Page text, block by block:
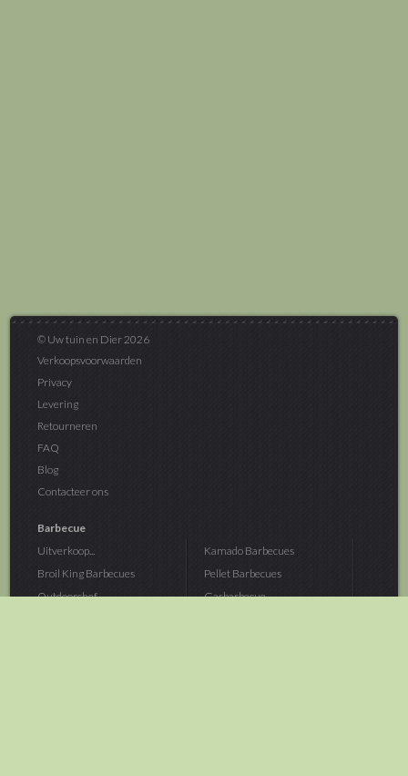
© Uw tuin en Dier 2026
Verkoopsvoorwaarden
Privacy
Levering
Retourneren
FAQ
Blog
Contacteer ons
Barbecue
Uitverkoop...
Broil King Barbecues
Outdoorchef...
Kamado Barbecues
Pellet Barbecues
Gasbarbecue